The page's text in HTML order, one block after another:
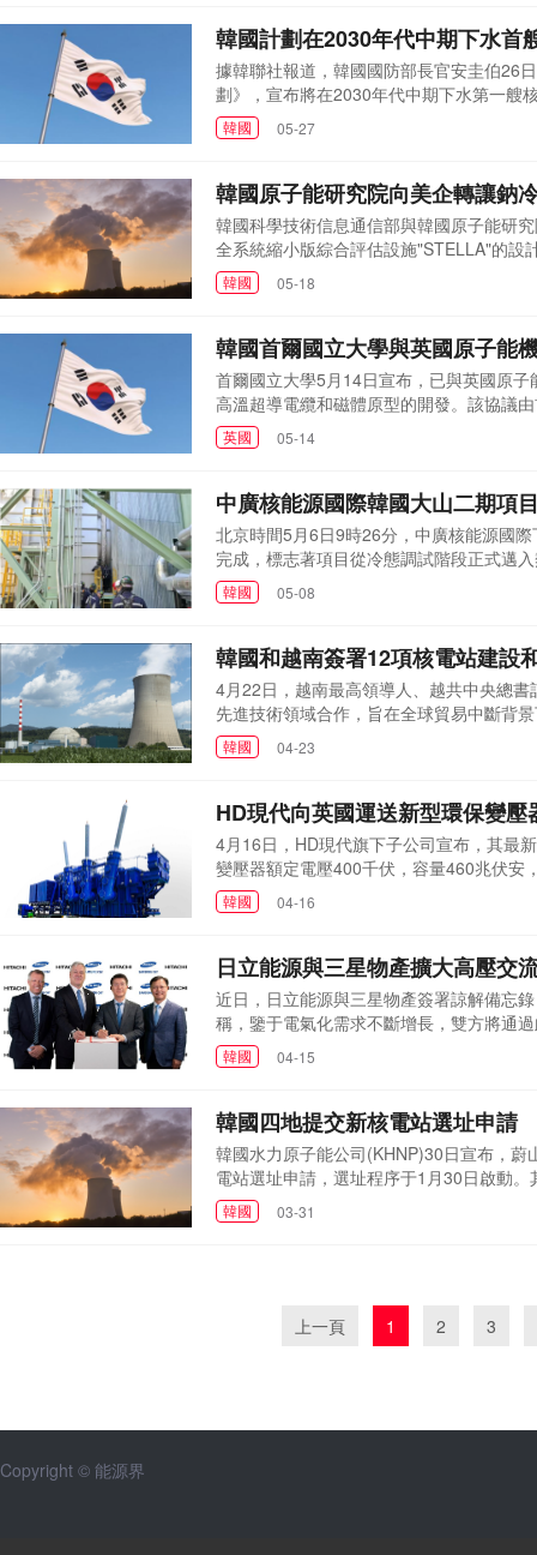
韓國計劃在2030年代中期下水首
據韓聯社報道，韓國國防部長官安圭伯26
劃》，宣布將在2030年代中期下水第一艘
了會議。報道稱，安圭伯表示：我們將繼
代后期投入使用。安圭伯提到，核潛艇反
韓國 05-27
韓國原子能研究院向美企轉讓鈉
韓國科學技術信息通信部與韓國原子能研
全系統縮小版綜合評估設施"STELLA"的設
(TerraPower)，交易金額約為70億韓元(約
效率和高安全性的下一代反應堆。
韓國 05-18
韓國首爾國立大學與英國原子能
首爾國立大學5月14日宣布，已與英國原
高溫超導電纜和磁體原型的開發。該協議
領導者UKIFS簽署。STEP計劃是英國原
業聚變發電廠，計劃到2040年代初為超過
英國 05-14
中廣核能源國際韓國大山二期項
北京時間5月6日9時26分，中廣核能源國
完成，標志著項目從冷態調試階段正式邁
目管理模式的大型燃氣發電項目，項目設
度管理方面的優勢更加顯著。自2023年10
韓國 05-08
韓國和越南簽署12項核電站建設
4月22日，越南最高領導人、越共中央總
先進技術領域合作，旨在全球貿易中斷背
期間，雙方簽署12份涵蓋能源、技術和安
劃2035年前建成一座發電能力2 - 3.2吉瓦
韓國 04-23
HD現代向英國運送新型環保變壓
4月16日，HD現代旗下子公司宣布，其最
變壓器額定電壓400千伏，容量460兆伏安
這種新型絕緣油高度可生物降解，相比傳
火災風險。一旦發生漏油事故，其對環境
韓國 04-16
日立能源與三星物產擴大高壓交
近日，日立能源與三星物產簽署諒解備忘
稱，鑒于電氣化需求不斷增長，雙方將通
司補充表示，此次合作將重點構建具備韌
備忘錄意在使雙方就交流電網領域的合作
韓國 04-15
韓國四地提交新核電站選址申請
韓國水力原子能公司(KHNP)30日宣布，
電站選址申請，選址程序于1月30日啟動
小型模塊化反應堆(SMR)。兩座新建大型
國內首座此類反應堆，輸出功率為大型反
韓國 03-31
上一頁 1 2 3
Copyright © 能源界